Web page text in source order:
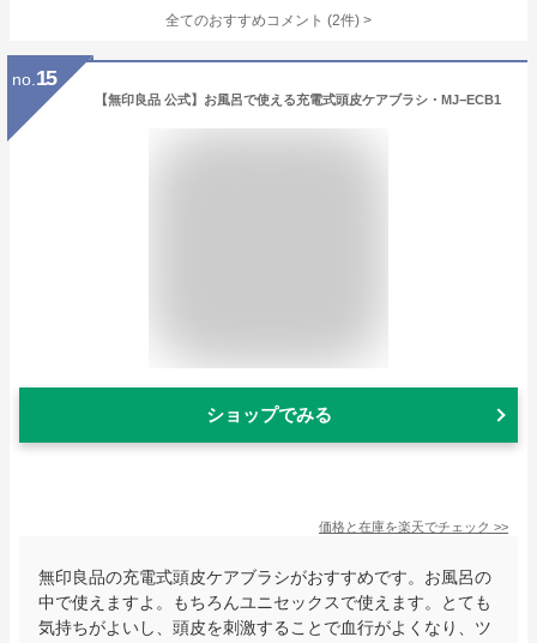
全てのおすすめコメント (2件) >
no. 15
【無印良品 公式】お風呂で使える充電式頭皮ケアブラシ・MJ−ECB1
ショップでみる
価格と在庫を楽天でチェック >>
無印良品の充電式頭皮ケアブラシがおすすめです。お風呂の
中で使えますよ。もちろんユニセックスで使えます。とても
気持ちがよいし、頭皮を刺激することで血行がよくなり、ツ